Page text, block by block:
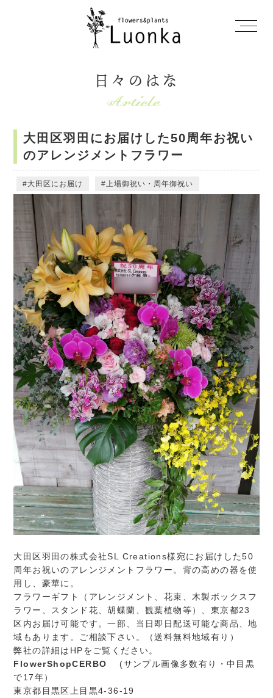
日々のはな
大田区羽田にお届けした50周年お祝い
のアレンジメントフラワー
大田区にお届け 上場御祝い・周年御祝い
大田区羽田の株式会社SL Creations様宛にお届けした50
周年お祝いのアレンジメントフラワー。背の高めの器を使
用し、豪華に。
フラワーギフト（アレンジメント、花束、木製ボックスフ
ラワー、スタンド花、胡蝶蘭、観葉植物等）、東京都23
区内お届け可能です。一部、当日即日配送可能な商品、地
域もあります。ご相談下さい。（送料無料地域有り）
弊社の詳細はHPをご覧ください。
FlowerShopCERBO
(サンプル画像多数有り・中目黒
で17年）
東京都目黒区上目黒4-36-19